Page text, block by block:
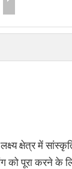
क्षेत्र में
को पूरा